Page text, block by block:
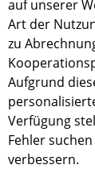
auf unserer
Art der
zu
Aufgrund
Verfügung
Fehler
verbessern.